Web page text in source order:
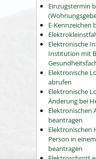
Einzugstermin
E-Kennzeichen
Elektronische
Institution mit
Elektronische
abrufen
Elektronische
Änderung bei
Elektronischen
beantragen
Elektronischen
Person in
beantragen